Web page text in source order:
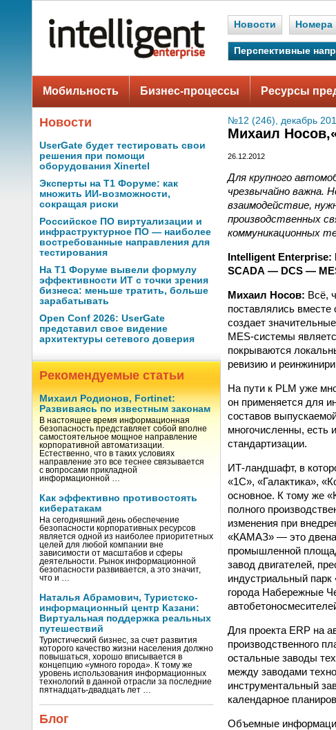
Новости Номера
Перспективные
Мобильность Бизнес-процессы Ресурсы
Новости
UserGate будет тестировать свои
решения при помощи
оборудования Xinertel
Эксперты на Т1 Форуме: как
множить ИИ-возможности,
сокращая риски
Российское ПО виртуализации и
инфраструктурное ПО — наиболее
востребованные направления для
тестирования
На Т1 Форуме вывели формулу
эффективности ИТ с точки зрения
бизнеса: меньше тратить, больше
зарабатывать
Open Conf 2026: UserGate
представил свое видение
архитектуры сетевого доверия
Рекомендуемые статьи
Михаил Родионов, Fortinet:
Развиваясь по известным законам
В настоящее время информационная
безопасность представляет собой вполне
самостоятельное мощное направление
корпоративной автоматизации.
Естественно, что в таких условиях
направление это все теснее связывается
с вопросами прикладной
информационной …
Как эффективно противостоять
кибератакам
На сегодняшний день обеспечение
безопасности корпоративных ресурсов
является одной из наиболее приоритетных
целей для любой компании вне
зависимости от масштабов и сферы
деятельности. Рынок информационной
безопасности развивается, а это значит,
что и …
Наталья Абрамович, Туристско-
информационный центр Казани:
Виртуальная поддержка реальных
путешествий
Туристический бизнес, за счет развития
которого качество жизни населения должно
повышаться, хорошо вписывается в
концепцию «умного города». К тому же
уровень использования информационных
технологий в данной отрасли за последние
пятнадцать-двадцать лет …
Блог
№12 (246), декабрь
Михаил
26.12.2012
Для крупного
чрезвычайно важна.
взаимодействие,
производственных
коммуникационных
Intelligent Enterprise:
SCADA — DCS —
Михаил Носов: Всё,
поставлялись
создает
MES-системы
покрываются
ревизию и
На пути к PLM уже
он применяется для
составов
многочисленны, есть
стандартизации.
ИТ-ландшафт, в
«1С», «Галактика»,
основное. К тому же
полного
изменения при
«КАМАЗ» — это
промышленной
завод двигателей,
индустриальный
города Набережные
Для проекта ERP на
производственного
остальные заводы
между заводами
инструментальный
календарное
Объемные